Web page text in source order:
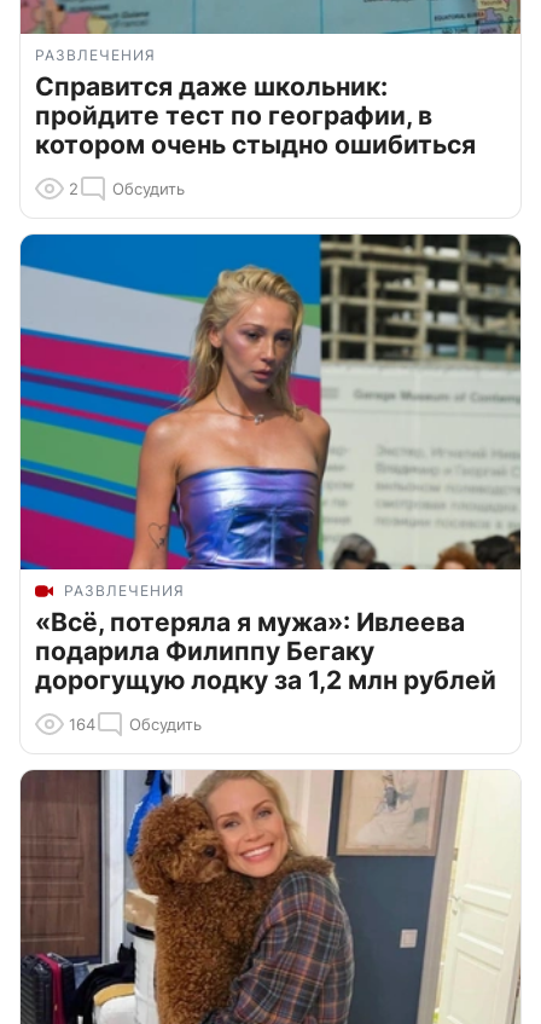
РАЗВЛЕЧЕНИЯ
Справится даже школьник:
пройдите тест по географии, в
котором очень стыдно ошибиться
2 Обсудить
РАЗВЛЕЧЕНИЯ
«Всё, потеряла я мужа»: Ивлеева
подарила Филиппу Бегаку
дорогущую лодку за 1,2 млн рублей
164 Обсудить